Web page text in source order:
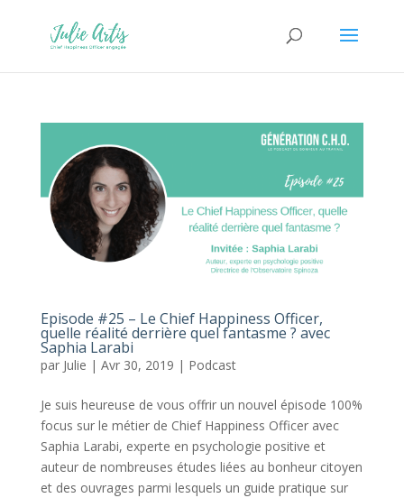
Episode #25 – Le Chief Happiness Officer,
quelle réalité derrière quel fantasme ? avec
Saphia Larabi
par Julie | Avr 30, 2019 | Podcast
Je suis heureuse de vous offrir un nouvel épisode 100%
focus sur le métier de Chief Happiness Officer avec
Saphia Larabi, experte en psychologie positive et
auteur de nombreuses études liées au bonheur citoyen
et des ouvrages parmi lesquels un guide pratique sur